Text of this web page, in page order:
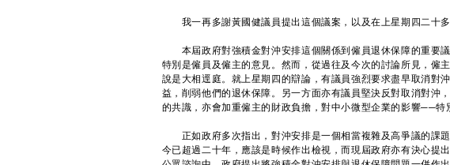
我一再多謝黃國健議員提出這個議案，以及在上星期四二十多
本屆政府對強積金對沖安排這個關係到僱員退休保障的重要議
特別是僱員及僱主的意見。然而，從過往及今次的討論所見，僱
說是大相逕庭。就上星期四的辯論，有議員強烈要求盡早取消對
益，削弱他們的退休保障。另一方面亦有議員堅決反對取消對沖
的共識，亦會加重僱主的財政負擔，對中小微型企業的影響──特
正如政府多次指出，對沖安排是一個相當複雜及高爭議的課
今已超過二十年，應該是時候作出檢視，而現屆政府亦有決心提